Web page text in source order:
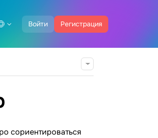
Войти Регистрация
сориентироваться